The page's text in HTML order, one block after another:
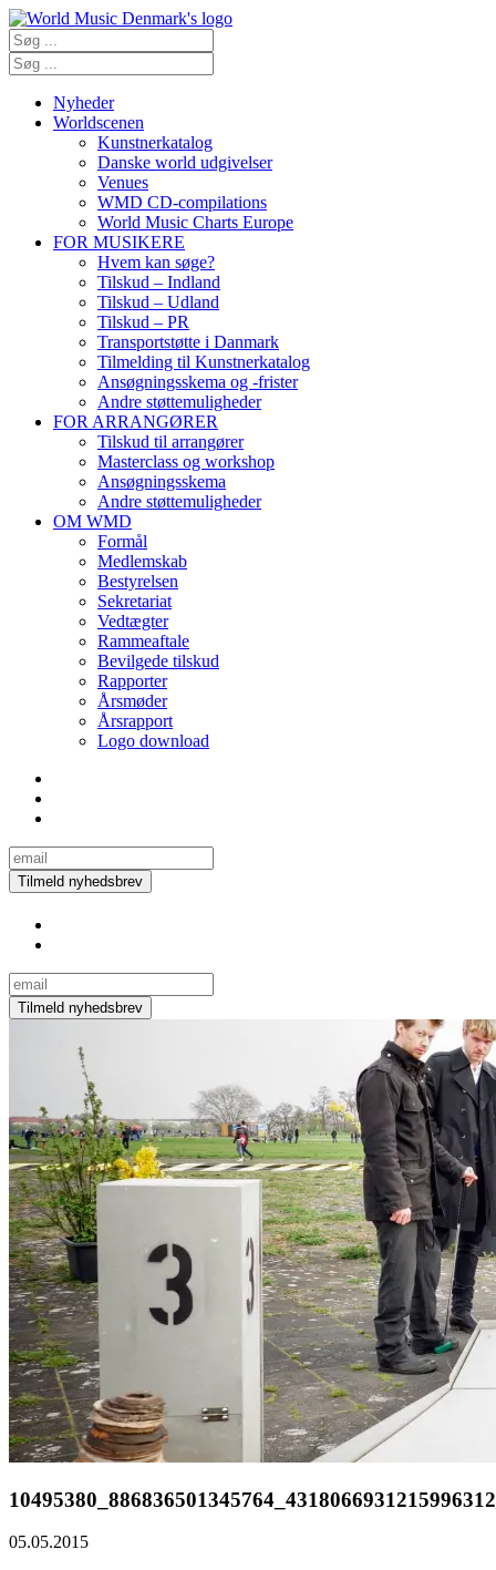
Nyheder
Worldscenen
Kunstnerkatalog
Danske world udgivelser
Venues
WMD CD-compilations
World Music Charts Europe
FOR MUSIKERE
Hvem kan søge?
Tilskud – Indland
Tilskud – Udland
Tilskud – PR
Transportstøtte i Danmark
Tilmelding til Kunstnerkatalog
Ansøgningsskema og -frister
Andre støttemuligheder
FOR ARRANGØRER
Tilskud til arrangører
Masterclass og workshop
Ansøgningsskema
Andre støttemuligheder
OM WMD
Formål
Medlemskab
Bestyrelsen
Sekretariat
Vedtægter
Rammeaftale
Bevilgede tilskud
Rapporter
Årsmøder
Årsrapport
Logo download
05.05.2015